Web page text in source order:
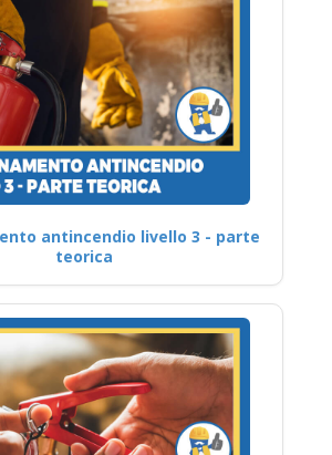
antincendio livello 3 - parte
teorica